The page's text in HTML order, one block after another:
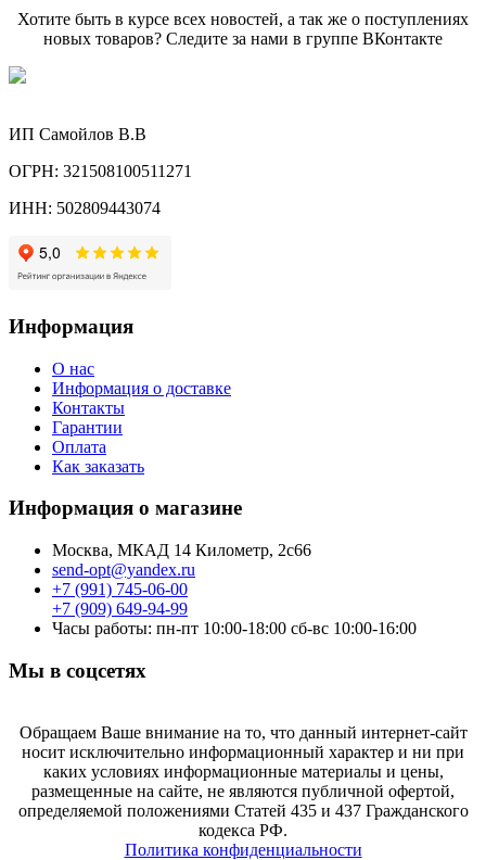
Хотите быть в курсе всех новостей, а так же о поступлениях
новых товаров? Следите за нами в группе ВКонтакте
ИП Самойлов В.В
ОГРН: 321508100511271
ИНН: 502809443074
Информация
О нас
Информация о доставке
Контакты
Гарантии
Оплата
Как заказать
Информация о магазине
Москва, МКАД 14 Километр, 2с66
send-opt@yandex.ru
+7 (991) 745-06-00
+7 (909) 649-94-99
Часы работы: пн-пт 10:00-18:00 сб-вс 10:00-16:00
Мы в соцсетях
Обращаем Ваше внимание на то, что данный интернет-сайт
носит исключительно информационный характер и ни при
каких условиях информационные материалы и цены,
размещенные на сайте, не являются публичной офертой,
определяемой положениями Статей 435 и 437 Гражданского
кодекса РФ.
Политика конфиденциальности